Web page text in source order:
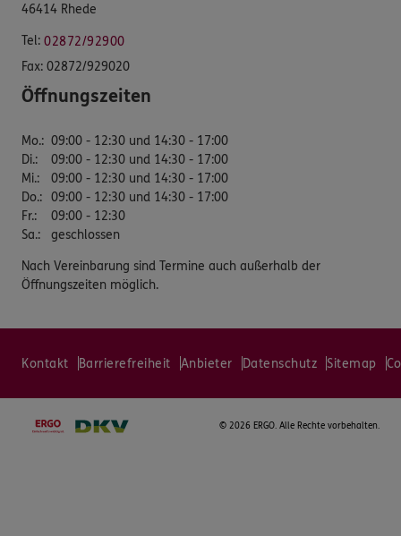
46414 Rhede
Tel: 02872/92900
Fax: 02872/929020
Öffnungszeiten
Mo.: 09:00 - 12:30 und 14:30 - 17:00
Di.:
09:00 - 12:30 und 14:30 - 17:00
Mi.:
09:00 - 12:30 und 14:30 - 17:00
Do.: 09:00 - 12:30 und 14:30 - 17:00
Fr.:
09:00 - 12:30
Sa.: geschlossen
Nach Vereinbarung sind Termine auch außerhalb der
Öffnungszeiten möglich.
Kontakt Barrierefreiheit Anbieter Datenschutz Sitemap
© 2026 ERGO. Alle Rechte vorbehalten.